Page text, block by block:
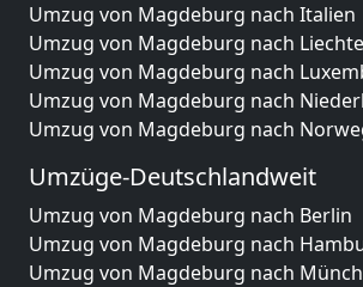
Umzug von Magdeburg nach Italien
Umzug von Magdeburg nach
Umzug von Magdeburg nach
Umzug von Magdeburg nach
Umzug von Magdeburg nach
Umzüge-Deutschlandweit
Umzug von Magdeburg nach Berlin
Umzug von Magdeburg nach
Umzug von Magdeburg nach